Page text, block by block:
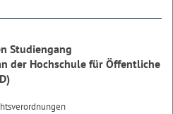
Studiengang
der Hochschule für Öffentliche